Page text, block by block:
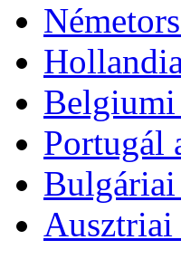
Belgiumi
Portugál
Bulgáriai
Ausztriai